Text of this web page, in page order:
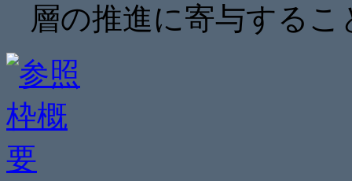
層の推進に寄与する